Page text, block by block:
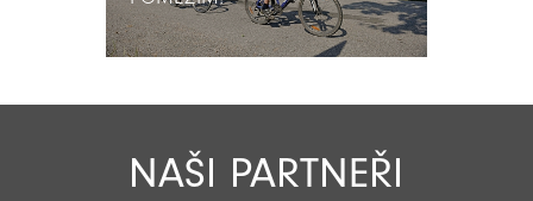
NAŠI PARTNEŘI